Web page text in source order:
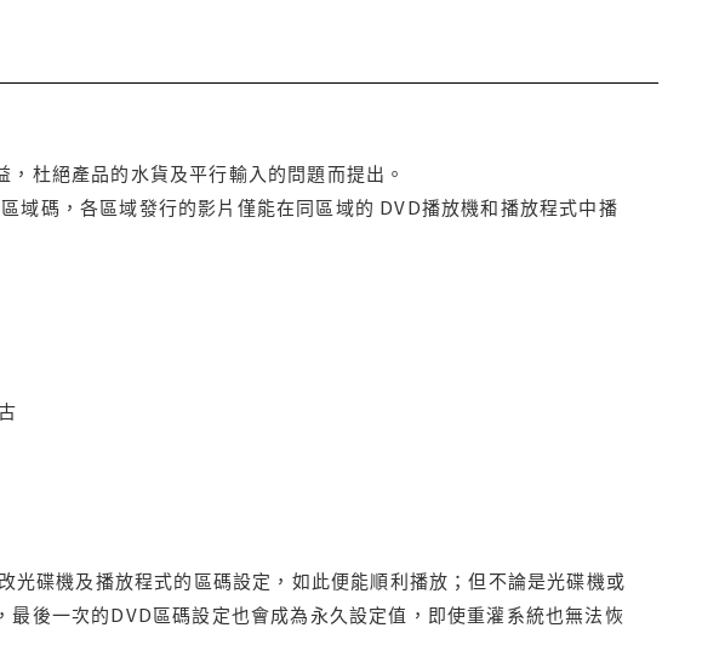
杜絕產品的水貨及平行輸入的問題而提出。
域碼，各區域發行的影片僅能在同區域的 DVD播放機和播放程式中播
碟機及播放程式的區碼設定，如此便能順利播放；但不論是光碟機或
後一次的DVD區碼設定也會成為永久設定值，即使重灌系統也無法恢